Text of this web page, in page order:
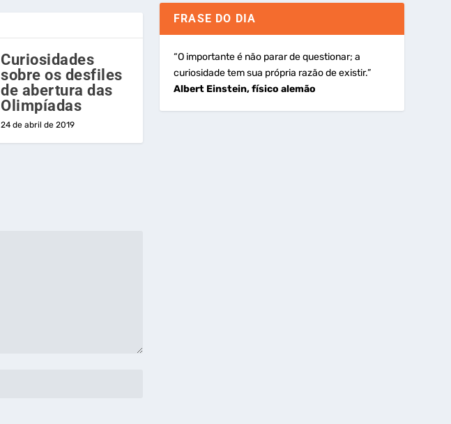
Curiosidades
sobre os desfiles
de abertura das
Olimpíadas
24 de abril de 2019
FRASE DO DIA
“O importante é não parar de questionar; a
curiosidade tem sua própria razão de existir.”
Albert Einstein, físico alemão